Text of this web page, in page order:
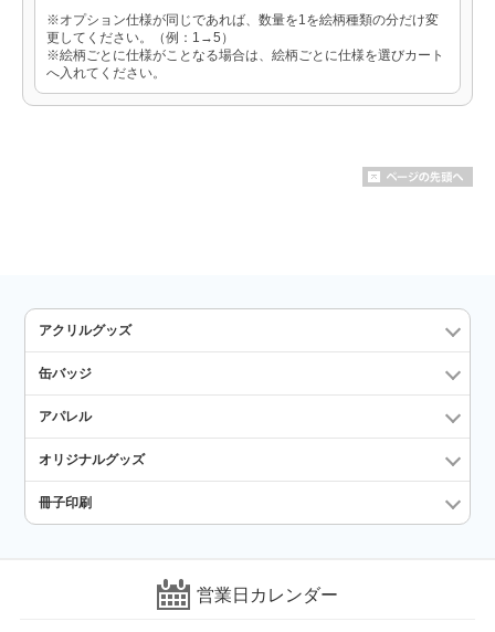
※オプション仕様が同じであれば、数量を1を絵柄種類の分だけ変
更してください。（例：1→5）
※絵柄ごとに仕様がことなる場合は、絵柄ごとに仕様を選びカート
へ入れてください。
アクリルグッズ
缶バッジ
アパレル
オリジナルグッズ
冊子印刷
営業日カレンダー